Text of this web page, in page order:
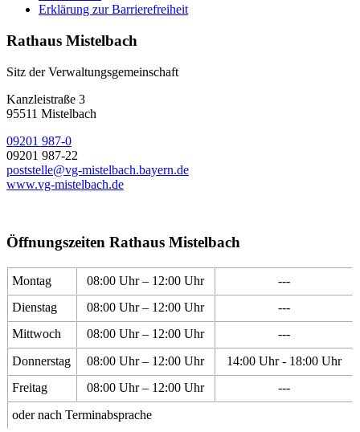
Erklärung zur Barrierefreiheit
Rathaus Mistelbach
Sitz der Verwaltungsgemeinschaft
Kanzleistraße 3
95511 Mistelbach
09201 987-0
09201 987-22
poststelle@vg-mistelbach.bayern.de
www.vg-mistelbach.de
Öffnungszeiten Rathaus Mistelbach
Montag 08:00 Uhr – 12:00 Uhr
---
Dienstag
08:00 Uhr – 12:00 Uhr
---
Mittwoch
08:00 Uhr – 12:00 Uhr
---
Donnerstag
08:00 Uhr – 12:00 Uhr
14:00 Uhr - 18:00 Uhr
Freitag
08:00 Uhr – 12:00 Uhr
---
oder nach Terminabsprache